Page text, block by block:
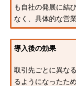
も自社の発展に結
なく、具体的な営
導入後の効果
取引先ごとに異な
るようになったた